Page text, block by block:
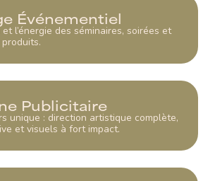
Événementiel
et l’énergie des séminaires, soirées et
Publicitaire
unique : direction artistique complète,
et visuels à fort impact.